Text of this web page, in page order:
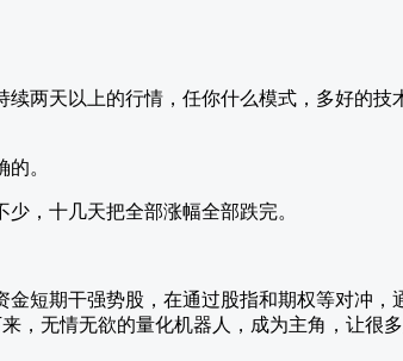
两天以上的行情，任你什么模式，多好的技
。
，十几天把全部涨幅全部跌完。
短期干强势股，在通过股指和期权等对冲，
，无情无欲的量化机器人，成为主角，让很